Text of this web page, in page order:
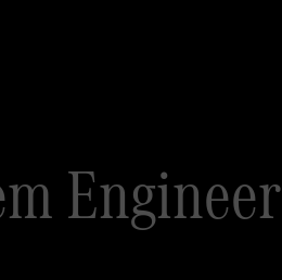
Engineer